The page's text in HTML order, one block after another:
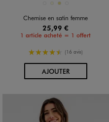
Disponible en 4 coloris
BLEU STANDARD
ECRUKAKI
Chemise en satin femme
25,99 €
1 article acheté = 1 offert
4.5/5 de moyenne
(16 avis)
AJOUTERAU PANIER